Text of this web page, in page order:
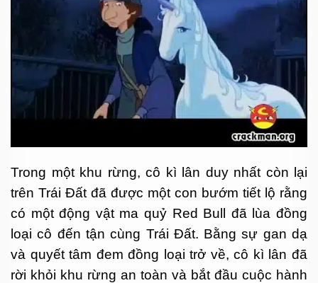
Trong một khu rừng, cô kì lân duy nhất còn lại
trên Trái Đất đã được một con bướm tiết lộ rằng
có một động vật ma quỷ Red Bull đã lùa đồng
loại cô đến tận cùng Trái Đất. Bằng sự gan dạ
và quyết tâm đem đồng loại trở về, cô kì lân đã
rời khỏi khu rừng an toàn và bắt đầu cuộc hành